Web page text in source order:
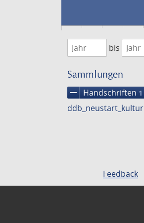
1474
bis
Sammlungen
remove Handschriften 1
ddb_neustart_kultur
Feedback